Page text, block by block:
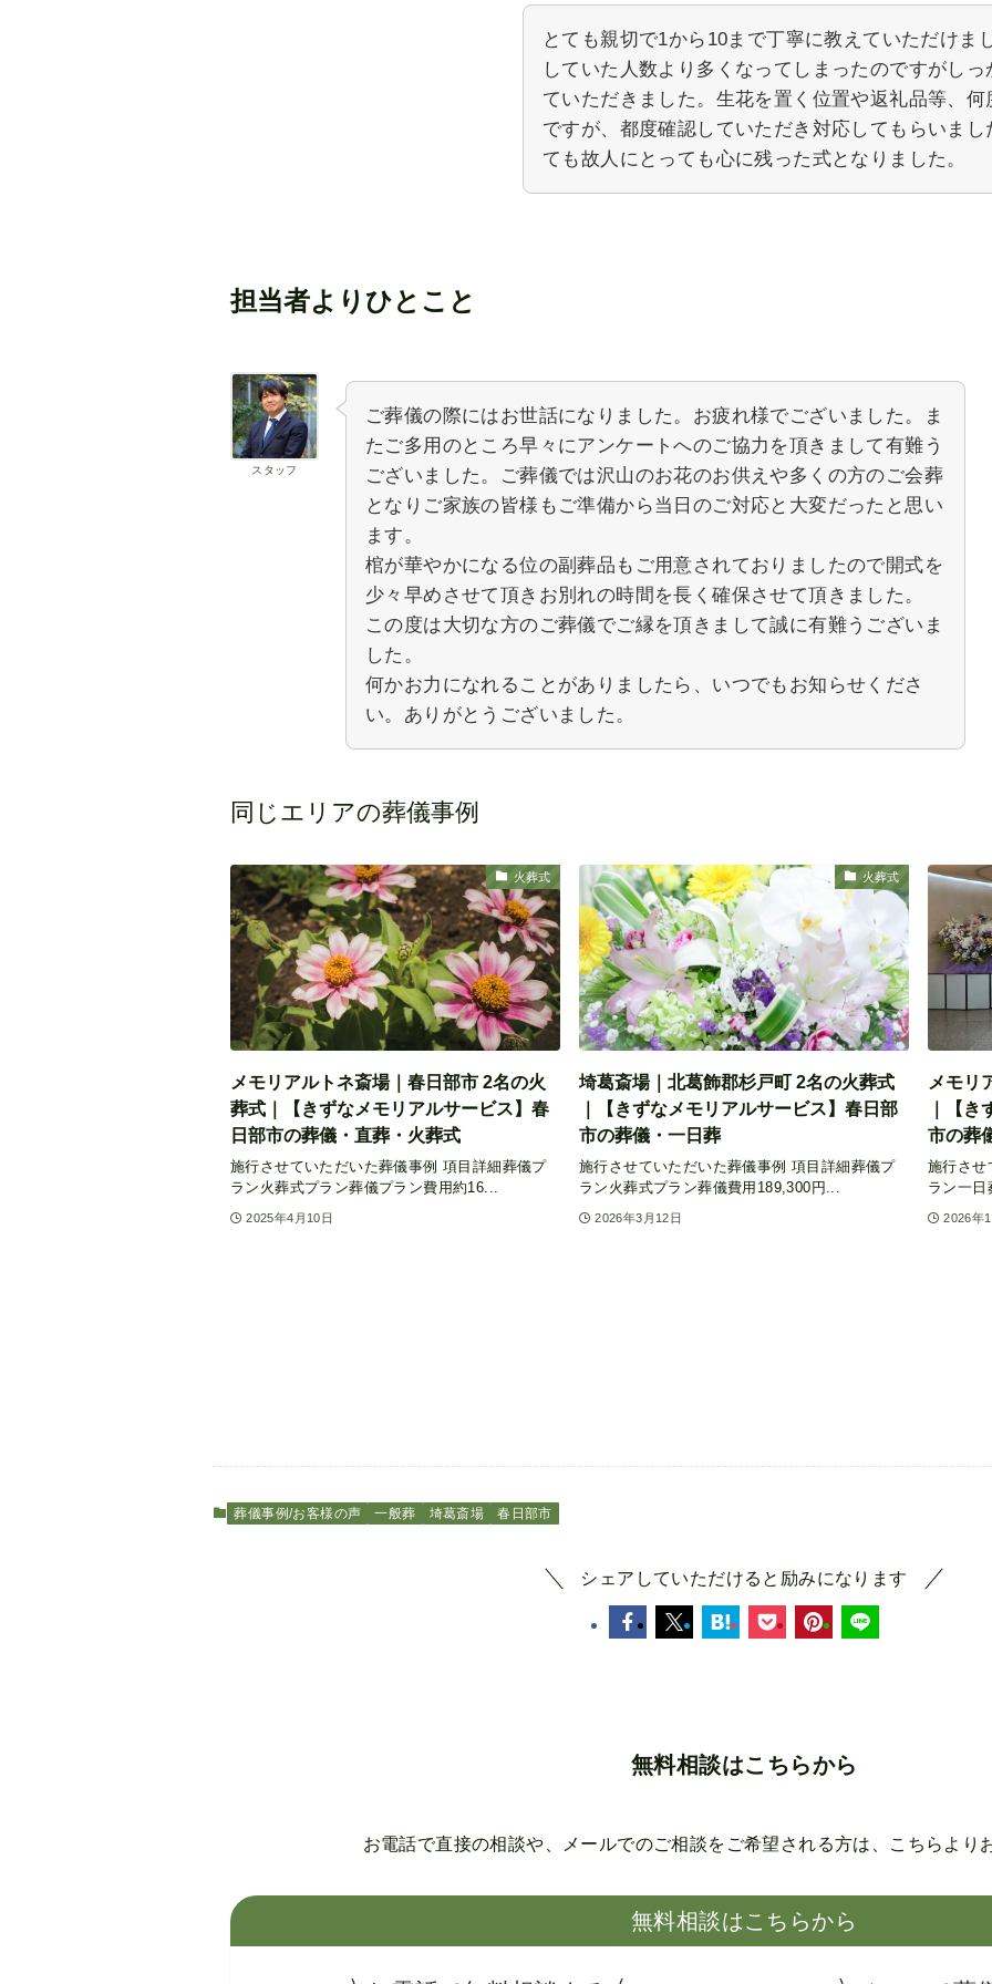
とても親切で1から10まで丁寧に教えていただけま
していた人数より多くなってしまったのですがし
ていただきました。生花を置く位置や返礼品等、
ですが、都度確認していただき対応してもらいま
ても故人にとっても心に残った式となりました。
担当者よりひとこと
スタッフ
ご葬儀の際にはお世話になりました。お疲れ様でございました。ま
たご多用のところ早々にアンケートへのご協力を頂きまして有難う
ございました。ご葬儀では沢山のお花のお供えや多くの方のご会葬
となりご家族の皆様もご準備から当日のご対応と大変だったと思い
ます。
棺が華やかになる位の副葬品もご用意されておりましたので開式を
少々早めさせて頂きお別れの時間を長く確保させて頂きました。
この度は大切な方のご葬儀でご縁を頂きまして誠に有難うございま
した。
何かお力になれることがありましたら、いつでもお知らせくださ
い。ありがとうございました。
同じエリアの葬儀事例
火葬式
メモリアルトネ斎場｜春日部市 2名の火
葬式｜【きずなメモリアルサービス】春
日部市の葬儀・直葬・火葬式
施行させていただいた葬儀事例 項目詳細葬儀プ
ラン火葬式プラン葬儀プラン費用約16...
2025年4月10日
火葬式
埼葛斎場｜北葛飾郡杉戸町 2名の火葬式
｜【きずなメモリアルサービス】春日部
市の葬儀・一日葬
施行させていただいた葬儀事例 項目詳細葬儀プ
ラン火葬式プラン葬儀費用189,300円...
2026年3月12日
メモリ
｜【
市の葬
施行させ
ラン一
2026年
葬儀事例/お客様の声 一般葬 埼葛斎場 春日部市
シェアしていただけると励みになります
無料相談はこちらから
お電話で直接の相談や、メールでのご相談を ご希望される方は、こちらより
無料相談はこちらから